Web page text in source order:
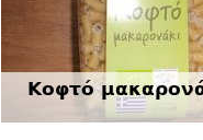
Κοφτό